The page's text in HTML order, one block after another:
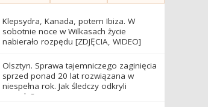
Klepsydra, Kanada, potem Ibiza. W
sobotnie noce w Wilkasach życie
nabierało rozpędu [ZDJĘCIA, WIDEO]
Olsztyn. Sprawa tajemniczego zaginięcia
sprzed ponad 20 lat rozwiązana w
niespełna rok. Jak śledczy odkryli
prawdę?